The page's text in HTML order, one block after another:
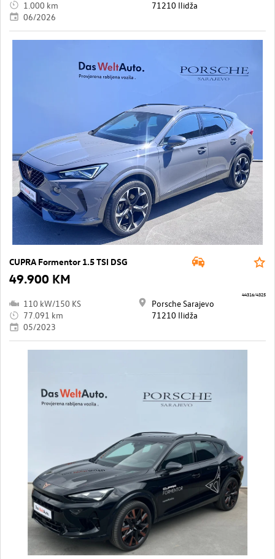
1.000 km
06/2026
71210 Ilidža
CUPRA Formentor 1.5 TSI DSG
49.900 KM
110 kW/150 KS
77.091 km
05/2023
Porsche Sarajevo
71210 Ilidža
44316/4325